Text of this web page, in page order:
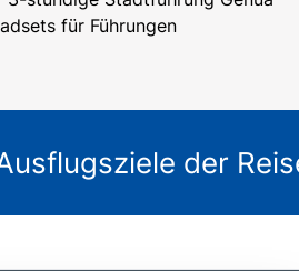
für Führungen
der